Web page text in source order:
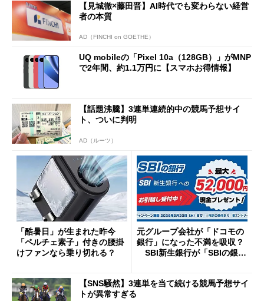
【見城徹×藤田晋】AI時代でも変わらない経営
者の本質
AD（FINCHI on GOETHE）
UQ mobileの「Pixel 10a（128GB）」がMNP
で2年間、約1.1万円に【スマホお得情報】
【話題沸騰】3連単連続的中の競馬予想サイ
ト、ついに判明
AD（ルーツ）
「酷暑日」が生まれた昨今
「ペルチェ素子」付きの腰掛
けファンなら乗り切れる？
元グループ会社が「ドコモの
銀行」になった不満を吸収？
SBI新生銀行が「SBIの銀
開催
【SNS騒然】3連単を当て続ける競馬予想サイ
トが異常すぎる